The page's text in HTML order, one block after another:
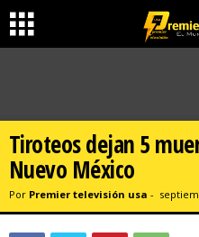
Tiroteos dejan 5
Nuevo México
Por Premier televisión usa -